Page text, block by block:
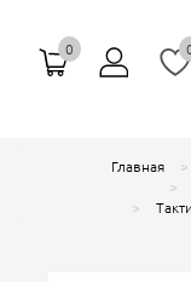
0
Главная